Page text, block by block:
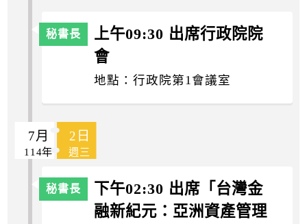
上午09:30 出席行政院院
會
地點：行政院第1會議室
7月 2日
114年 週三
下午02:30 出席「台灣金
融新紀元：亞洲資產管理